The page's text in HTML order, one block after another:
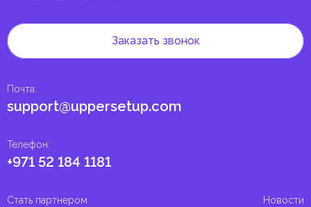
Телефон:
+971 52 184 1181
Почта:
support@uppersetup.com
Заказать звонок
Стать партнером Новости